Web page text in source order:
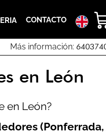
CONTACTO
Más información:
en León
en León?
(Ponferrada,